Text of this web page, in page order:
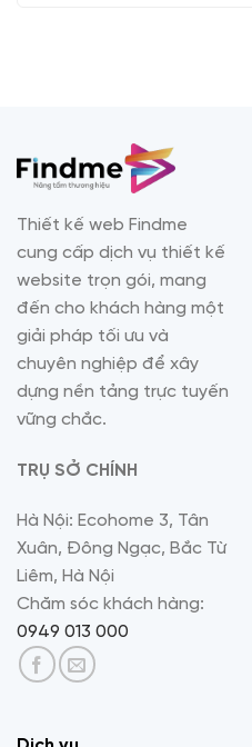
Thiết kế web Findme
cung cấp dịch vụ thiết kế
website trọn gói, mang
đến cho khách hàng một
giải pháp tối ưu và
chuyên nghiệp để xây
dựng nền tảng trực tuyến
vững chắc.
TRỤ SỞ CHÍNH
Hà Nội: Ecohome 3, Tân
Xuân, Đông Ngạc, Bắc Từ
Liêm, Hà Nội
Chăm sóc khách hàng:
0949 013 000